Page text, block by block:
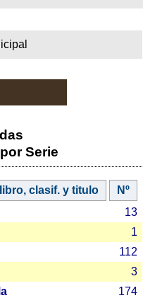
Serie
clasif. y titulo
Nº
13
1
112
3
174